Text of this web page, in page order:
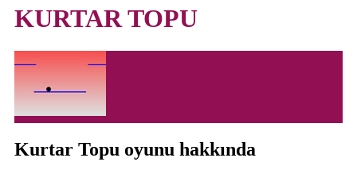
KURTAR TOPU
Kurtar Topu oyunu hakkında